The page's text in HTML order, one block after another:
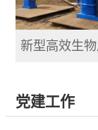
新型高效生
党建工作